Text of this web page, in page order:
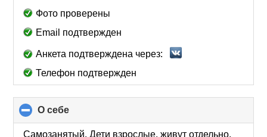
Фото проверены
Email подтвержден
Анкета подтверждена через:
Телефон подтвержден
О себе
to
collapse
Самозанятый. Дети взрослые, живут отдельно.